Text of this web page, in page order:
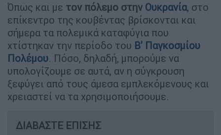
Όπως και με τον πόλεμο στην Ουκρανία, στο
επίκεντρο της κουβέντας βρίσκονται και
σήμερα τα πολεμικά καταφύγια που
χτίστηκαν την περίοδο του Β’ Παγκοσμίου
Πολέμου. Πόσο, δηλαδή, μπορούμε να
υπολογίζουμε σε αυτά, αν η σύγκρουση
ξεφύγει από τους άμεσα εμπλεκόμενους και
χρειαστεί να τα χρησιμοποιήσουμε.
ΔΙΑΒΑΣΤΕ ΕΠΙΣΗΣ